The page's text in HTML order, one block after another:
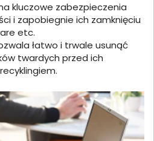
kluczowe zabezpieczenia
i zapobiegnie ich zamknięciu
etc.
łatwo i trwale usunąć
twardych przed ich